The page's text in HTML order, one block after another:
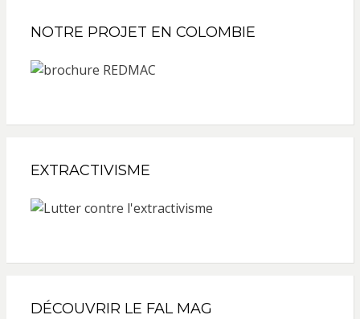
NOTRE PROJET EN COLOMBIE
EXTRACTIVISME
DÉCOUVRIR LE FAL MAG